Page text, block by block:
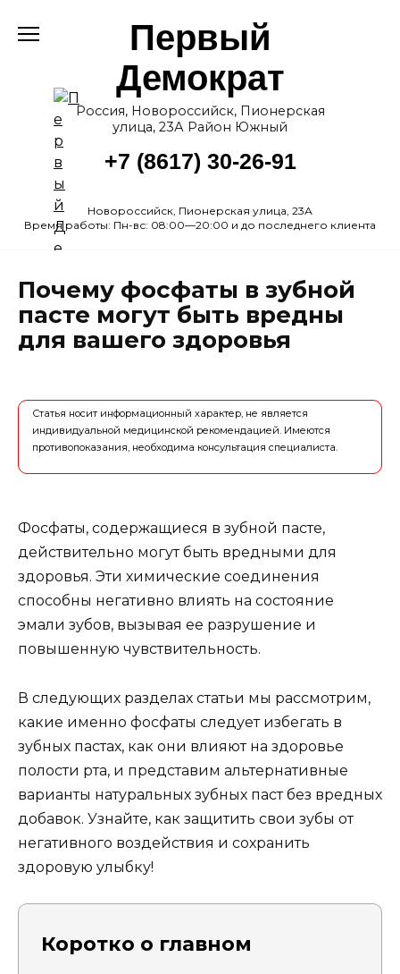
Первый
Демократ
Россия, Новороссийск, Пионерская
улица, 23А Район Южный
+7 (8617) 30-26-91
Новороссийск, Пионерская улица, 23А
Время работы: Пн-вс: 08:00—20:00 и до последнего клиента
Почему фосфаты в зубной
пасте могут быть вредны
для вашего здоровья
Статья носит информационный характер, не является
индивидуальной медицинской рекомендацией. Имеются
противопоказания, необходима консультация специалиста.
Фосфаты, содержащиеся в зубной пасте,
действительно могут быть вредными для
здоровья. Эти химические соединения
способны негативно влиять на состояние
эмали зубов, вызывая ее разрушение и
повышенную чувствительность.
В следующих разделах статьи мы рассмотрим,
какие именно фосфаты следует избегать в
зубных пастах, как они влияют на здоровье
полости рта, и представим альтернативные
варианты натуральных зубных паст без вредных
добавок. Узнайте, как защитить свои зубы от
негативного воздействия и сохранить
здоровую улыбку!
Коротко о главном